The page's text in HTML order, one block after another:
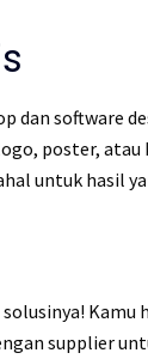
dan software
poster,
untuk hasil
supplier